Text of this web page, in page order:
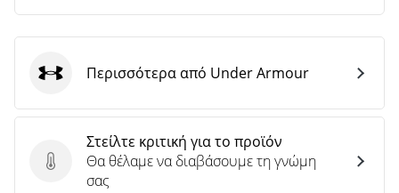
Στείλτε κριτική για το προϊόν
Στείλτε κριτική για το προϊόν
Θα θέλαμε να διαβάσουμε τη γνώμη
σας
Under Armour
Περισσότερα από Under Armour